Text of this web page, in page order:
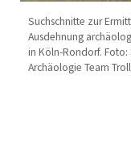
Suchschnitte zur
Ausdehnung
in Köln-Rondorf. Foto:
Archäologie Team